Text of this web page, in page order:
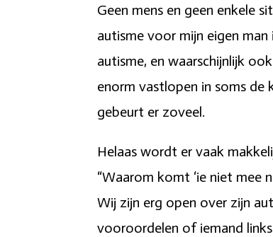
Geen mens en geen enkele
autisme voor mijn eigen
autisme, en waarschijnlijk
enorm vastlopen in soms de
gebeurt er zoveel.
Helaas wordt er vaak
“Waarom komt ‘ie niet mee
Wij zijn erg open over zijn
vooroordelen of iemand